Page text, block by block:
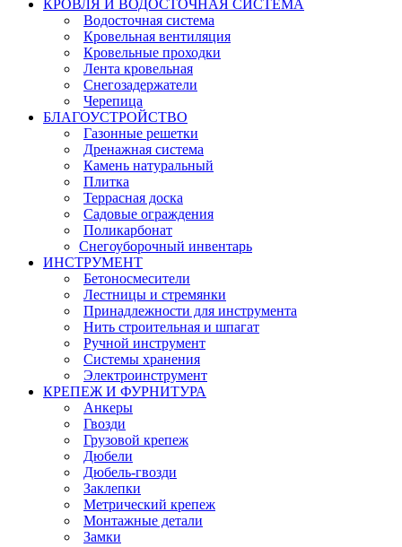
КРОВЛЯ И ВОДОСТОЧНАЯ СИСТЕМА
Водосточная система
Кровельная вентиляция
Кровельные проходки
Лента кровельная
Снегозадержатели
Черепица
БЛАГОУСТРОЙСТВО
Газонные решетки
Дренажная система
Камень натуральный
Плитка
Террасная доска
Садовые ограждения
Поликарбонат
Снегоуборочный инвентарь
ИНСТРУМЕНТ
Бетоносмесители
Лестницы и стремянки
Принадлежности для инструмента
Нить строительная и шпагат
Ручной инструмент
Системы хранения
Электроинструмент
КРЕПЕЖ И ФУРНИТУРА
Анкеры
Гвозди
Грузовой крепеж
Дюбели
Дюбель-гвозди
Заклепки
Метрический крепеж
Монтажные детали
Замки